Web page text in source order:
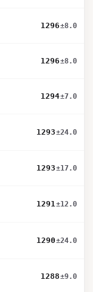
1296±8.0
1296±8.0
1294±7.0
1293±24.0
1293±17.0
1291±12.0
1290±24.0
1288±9.0